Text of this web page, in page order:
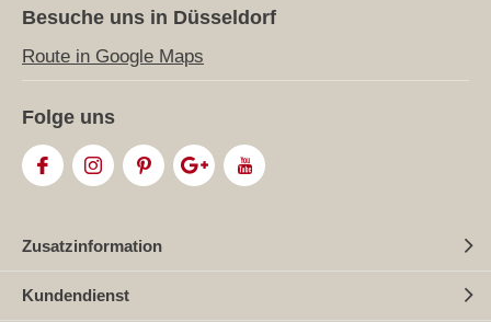
Besuche uns in Düsseldorf
Route in Google Maps
Folge uns
Zusatzinformation
Kundendienst